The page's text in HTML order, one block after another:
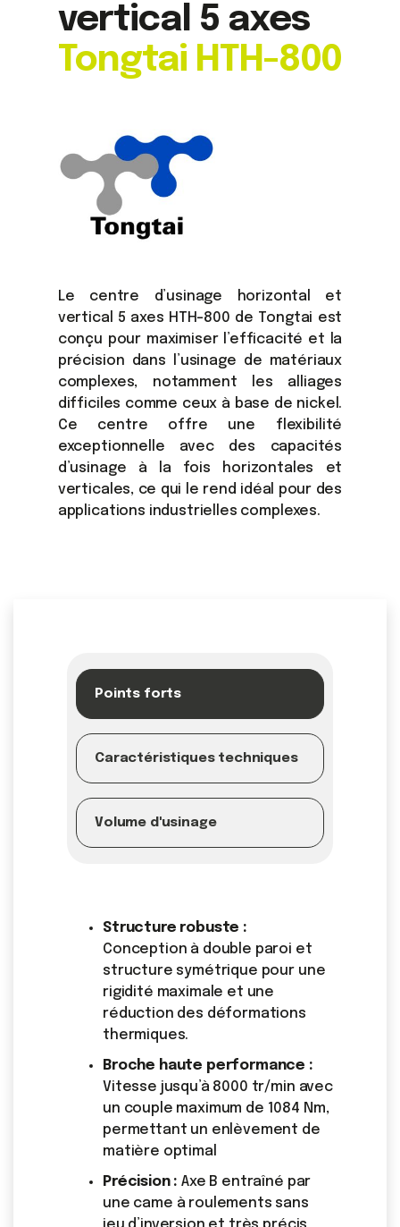
vertical 5 axes
Tongtai HTH-800
Le centre d’usinage horizontal et
vertical 5 axes HTH-800 de Tongtai est
conçu pour maximiser l’efficacité et la
précision dans l’usinage de matériaux
complexes, notamment les alliages
difficiles comme ceux à base de nickel.
Ce centre offre une flexibilité
exceptionnelle avec des capacités
d’usinage à la fois horizontales et
verticales, ce qui le rend idéal pour des
applications industrielles complexes.
Points forts
Caractéristiques techniques
Volume d'usinage
Structure robuste :
Conception à double paroi et
structure symétrique pour une
rigidité maximale et une
réduction des déformations
thermiques.
Broche haute performance :
Vitesse jusqu’à 8000 tr/min avec
un couple maximum de 1084 Nm,
permettant un enlèvement de
matière optimal
Précision : Axe B entraîné par
une came à roulements sans